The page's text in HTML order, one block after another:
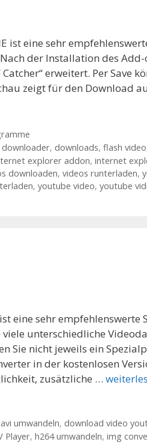
ist eine sehr
der Installation des
erweitert. Per Save
zeigt für den Download
downloader, downloads, flash video
explorer addon, internet
downloaden, videos runterladen,
, youtube video, youtube
eine sehr
unterschiedliche
Sie nicht jeweils ein
in der kostenlosen
zusätzliche …
avi umwandeln, download video
Player, h264 umwandeln, img